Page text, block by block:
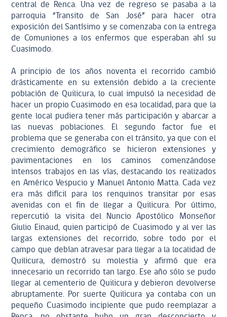
central de Renca. Una vez de regreso se pasaba a la
parroquia “Transito de San José” para hacer otra
exposición del Santísimo y se comenzaba con la entrega
de Comuniones a los enfermos que esperaban ahí su
Cuasimodo.
A principio de los años noventa el recorrido cambió
drásticamente en su extensión debido a la creciente
población de Quilicura, lo cual impulsó la necesidad de
hacer un propio Cuasimodo en esa localidad, para que la
gente local pudiera tener más participación y abarcar a
las nuevas poblaciones. El segundo factor fue el
problema que se generaba con el tránsito, ya que con el
crecimiento demográfico se hicieron extensiones y
pavimentaciones en los caminos comenzándose
intensos trabajos en las vías, destacando los realizados
en Américo Vespucio y Manuel Antonio Matta. Cada vez
era más difícil para los renquinos transitar por esas
avenidas con el fin de llegar a Quilicura. Por último,
repercutió la visita del Nuncio Apostólico Monseñor
Giulio Einaud, quien participó de Cuasimodo y al ver las
largas extensiones del recorrido, sobre todo por el
campo que debían atravesar para llegar a la localidad de
Quilicura, demostró su molestia y afirmó que era
innecesario un recorrido tan largo. Ese año sólo se pudo
llegar al cementerio de Quilicura y debieron devolverse
abruptamente. Por suerte Quilicura ya contaba con un
pequeño Cuasimodo incipiente que pudo reemplazar a